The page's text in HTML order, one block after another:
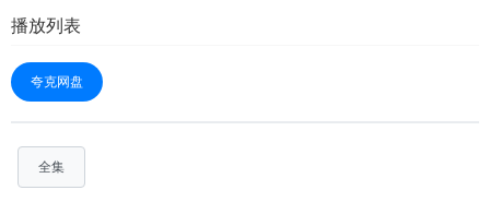
播放列表
夸克网盘
全集